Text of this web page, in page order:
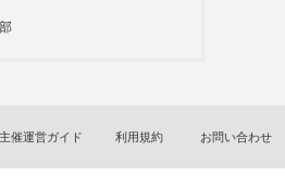
主催運営ガイド 利用規約 お問い合わせ